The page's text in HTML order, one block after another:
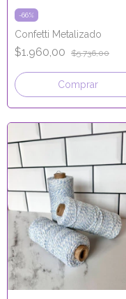
-66%
Confetti Metalizado
$1.960,00 $5.736,00
Comprar